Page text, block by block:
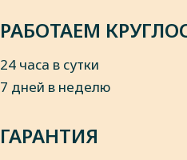
РАБОТАЕМ
24 часа в сутки
7 дней в неделю
ГАРАНТИЯ